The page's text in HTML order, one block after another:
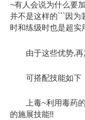
~有人会说为什么要
并不是这样的```因为
时和练级时也是超实
由于这些优势,再
可搭配技能如下
上毒~利用毒药的
的施展技能!!